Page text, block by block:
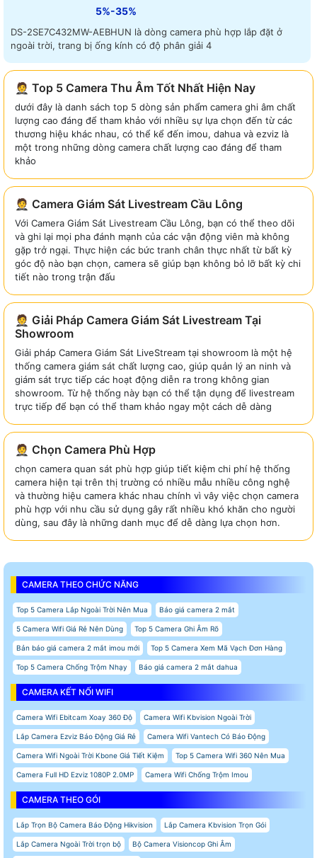
5%-35%
DS-2SE7C432MW-AEBHUN là dòng camera phù hợp lắp đặt ở
ngoài trời, trang bị ống kính có độ phân giải 4
🤵 Top 5 Camera Thu Âm Tốt Nhất Hiện Nay
dưới đây là danh sách top 5 dòng sản phẩm camera ghi âm chất
lượng cao đáng để tham khảo với nhiều sự lựa chọn đến từ các
thương hiệu khác nhau, có thể kể đến imou, dahua và ezviz là
một trong những dòng camera chất lượng cao đáng để tham
khảo
🤵 Camera Giám Sát Livestream Cầu Lông
Với Camera Giám Sát Livestream Cầu Lông, bạn có thể theo dõi
và ghi lại mọi pha đánh mạnh của các vận động viên mà không
gặp trở ngại. Thực hiện các bức tranh chân thực nhất từ bất kỳ
góc độ nào bạn chọn, camera sẽ giúp bạn không bỏ lỡ bất kỳ chi
tiết nào trong trận đấu
🤵 Giải Pháp Camera Giám Sát Livestream Tại
Showroom
Giải pháp Camera Giám Sát LiveStream tại showroom là một hệ
thống camera giám sát chất lượng cao, giúp quản lý an ninh và
giám sát trực tiếp các hoạt động diễn ra trong không gian
showroom. Từ hệ thống này bạn có thể tận dụng để livestream
trực tiếp để bạn có thể tham khảo ngay một cách dễ dàng
🤵 Chọn Camera Phù Hợp
chọn camera quan sát phù hợp giúp tiết kiệm chi phí hệ thống
camera hiện tại trên thị trường có nhiều mẫu nhiều công nghệ
và thường hiệu camera khác nhau chính vì vây việc chọn camera
phù hợp với nhu cầu sử dụng gây rất nhiều khó khăn cho người
dùng, sau đây là những danh mục để dễ dàng lựa chọn hơn.
CAMERA THEO CHỨC NĂNG
Top 5 Camera Lắp Ngoài Trời Nên Mua Báo giá camera 2 mắt
5 Camera Wifi Giá Rẻ Nên Dùng Top 5 Camera Ghi Âm Rõ
Bản báo giá camera 2 mắt imou mới Top 5 Camera Xem Mã Vạch Đơn Hàng
Top 5 Camera Chống Trộm Nhạy Báo giá camera 2 mắt dahua
CAMERA KẾT NỐI WIFI
Camera Wifi Ebitcam Xoay 360 Độ Camera Wifi Kbvision Ngoài Trời
Lắp Camera Ezviz Báo Động Giá Rẻ Camera Wifi Vantech Có Báo Động
Camera Wifi Ngoài Trời Kbone Giá Tiết Kiệm Top 5 Camera Wifi 360 Nên Mua
Camera Full HD Ezviz 1080P 2.0MP Camera Wifi Chống Trộm Imou
CAMERA THEO GÓI
Lắp Trọn Bộ Camera Báo Động Hikvision Lắp Camera Kbvision Trọn Gói
Lắp Camera Ngoài Trời trọn bộ Bộ Camera Visioncop Ghi Âm